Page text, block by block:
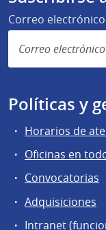
Correo
Políticas y
Horarios de
Oficinas en
Convocatorias
Adquisiciones
Intranet